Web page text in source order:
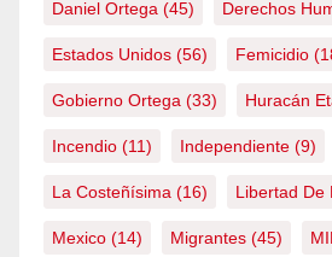
Daniel Ortega (45) Derechos
Estados Unidos (56) Femicidio
Gobierno Ortega (33) Huracán
Incendio (11) Independiente (9)
La Costeñísima (16) Libertad De
Mexico (14) Migrantes (45)